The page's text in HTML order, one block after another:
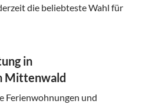
die beliebteste Wahl für
in
Mittenwald
Ferienwohnungen und